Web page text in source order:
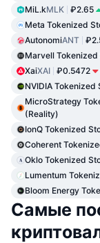
MiL.kMLK ₽2.65
Meta Tokenized
AutonomiANT
Marvell
XaiXAI ₽0.5472
NVIDIA Tokenized
MicroStrategy
(Reality)
IonQ Tokenized
Coherent
Oklo Tokenized
Lumentum
Bloom Energy
Самые